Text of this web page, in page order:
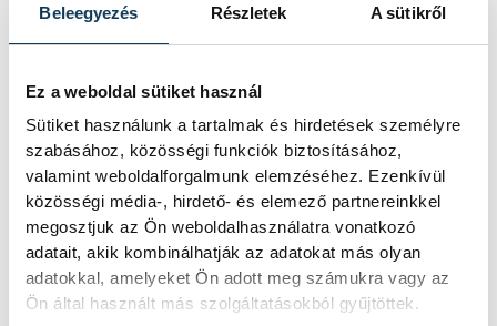
Beleegyezés Részletek A sütikről
Ez a weboldal sütiket használ
Sütiket használunk a tartalmak és hirdetések személyre
szabásához, közösségi funkciók biztosításához,
valamint weboldalforgalmunk elemzéséhez. Ezenkívül
közösségi média-, hirdető- és elemező partnereinkkel
megosztjuk az Ön weboldalhasználatra vonatkozó
adatait, akik kombinálhatják az adatokat más olyan
adatokkal, amelyeket Ön adott meg számukra vagy az
Ön által használt más szolgáltatásokból gyűjtöttek.
Események
SOROZAT NB III ÉSZAKNYUGATI
CSOPORT 2025/26
HAZAI
VSC VESZPRÉM
VENDÉG
PUSKÁS AKADÉMIA FC II
2026. MÁJUS 10. 17:00